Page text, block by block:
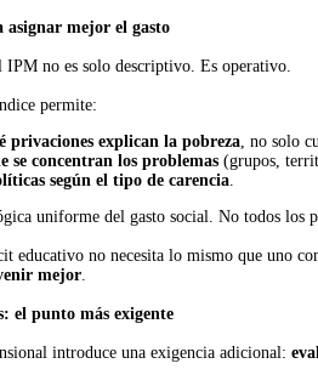
mejor el gasto
no es solo descriptivo. Es operativo.
permite:
privaciones explican la pobreza, no solo
se concentran los problemas (grupos,
según el tipo de carencia.
uniforme del gasto social. No todos los
educativo no necesita lo mismo que uno
mejor.
el punto más exigente
introduce una exigencia adicional: